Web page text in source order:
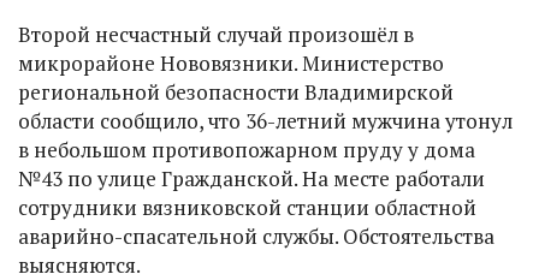
Второй несчастный случай произошёл в
микрорайоне Нововязники. Министерство
региональной безопасности Владимирской
области сообщило, что 36-летний мужчина утонул
в небольшом противопожарном пруду у дома
№43 по улице Гражданской. На месте работали
сотрудники вязниковской станции областной
аварийно-спасательной службы. Обстоятельства
выясняются.